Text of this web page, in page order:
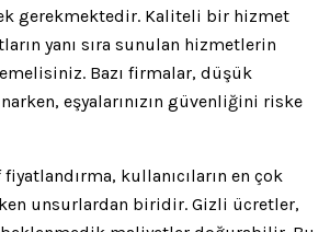
gerekmektedir. Kaliteli bir hizmet
yanı sıra sunulan hizmetlerin
Bazı firmalar, düşük
eşyalarınızın güvenliğini riske
fiyatlandırma, kullanıcıların en çok
unsurlardan biridir. Gizli ücretler,